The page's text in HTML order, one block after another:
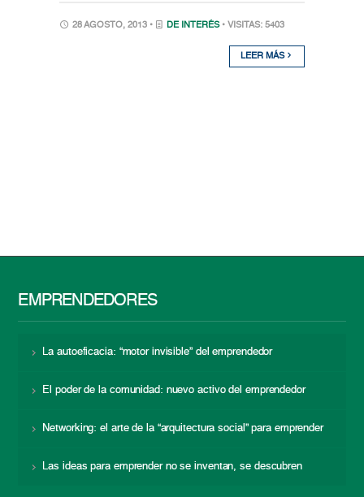
28 AGOSTO, 2013 • DE INTERÉS • VISITAS: 5403
LEER MÁS
EMPRENDEDORES
La autoeficacia: “motor invisible” del emprendedor
El poder de la comunidad: nuevo activo del emprendedor
Networking: el arte de la “arquitectura social” para emprender
Las ideas para emprender no se inventan, se descubren